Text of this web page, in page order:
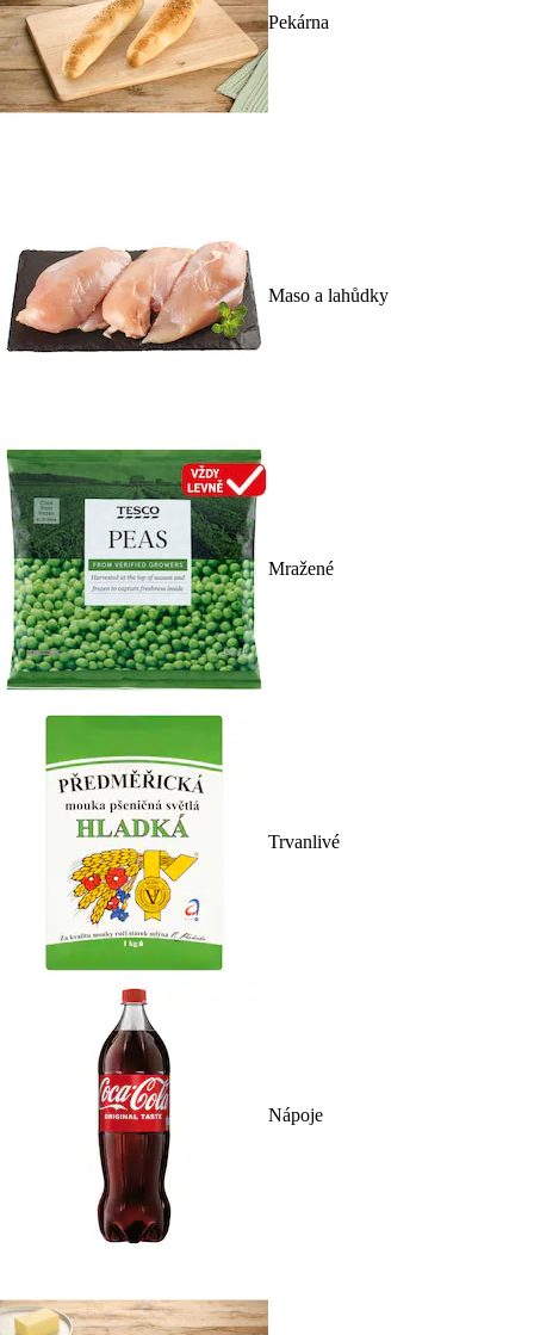
Pekárna
Maso a lahůdky
Mražené
Trvanlivé
Nápoje